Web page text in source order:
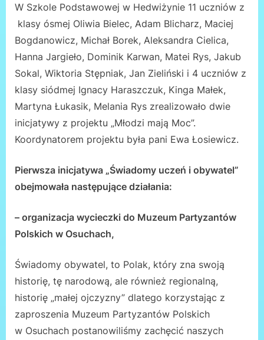
W Szkole Podstawowej w Hedwiżynie 11 uczniów z
klasy ósmej Oliwia Bielec, Adam Blicharz, Maciej
Bogdanowicz, Michał Borek, Aleksandra Cielica,
Hanna Jargieło, Dominik Karwan, Matei Rys, Jakub
Sokal, Wiktoria Stępniak, Jan Zieliński i 4 uczniów z
klasy siódmej Ignacy Haraszczuk, Kinga Małek,
Martyna Łukasik, Melania Rys zrealizowało dwie
inicjatywy z projektu „Młodzi mają Moc”.
Koordynatorem projektu była pani Ewa Łosiewicz.
Pierwsza inicjatywa „Świadomy uczeń i obywatel”
obejmowała następujące działania:
– organizacja wycieczki do Muzeum Partyzantów
Polskich w Osuchach,
Świadomy obywatel, to Polak, który zna swoją
historię, tę narodową, ale również regionalną,
historię „małej ojczyzny” dlatego korzystając z
zaproszenia Muzeum Partyzantów Polskich
w Osuchach postanowiliśmy zachęcić naszych